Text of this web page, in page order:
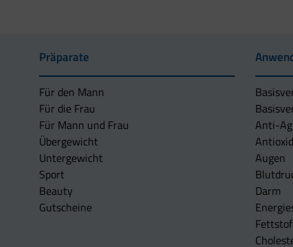
Präparate
Für den Mann
Für die Frau
Für Mann und Frau
Übergewicht
Untergewicht
Sport
Beauty
Gutscheine
Anti-
Augen
Darm